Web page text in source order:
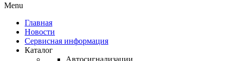
Menu
Главная
Новости
Сервисная информация
Каталог
Автосигнализации